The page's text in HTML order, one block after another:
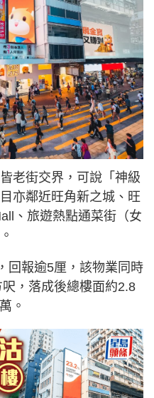
老街交界，可說「神級
亦鄰近旺角新之城、旺
、旅遊熱點通菜街（女
回報逾5厘，該物業同時
，落成後總樓面約2.8
。